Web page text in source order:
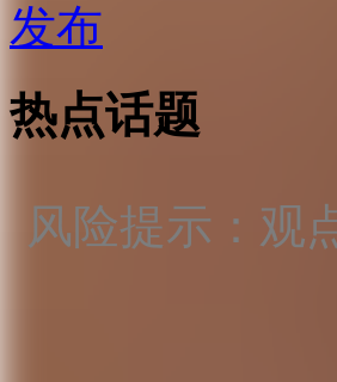
发布
热点话题
风险提示：观